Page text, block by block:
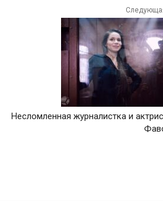
Несломленная журналистка и